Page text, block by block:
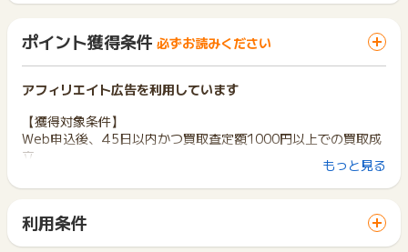
ポイント獲得条件 必ずお読みください
アフィリエイト広告を利用しています
【獲得対象条件】
Web申込後、45日以内かつ買取査定額1000円以上での買取成
立
【獲得対象外条件】
イント目的
‐最終的に別アフィリエイトを経由して条件達成した場合
もっと見る
利用条件